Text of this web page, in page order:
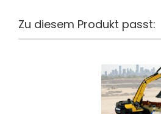
Zu diesem Produkt passt: